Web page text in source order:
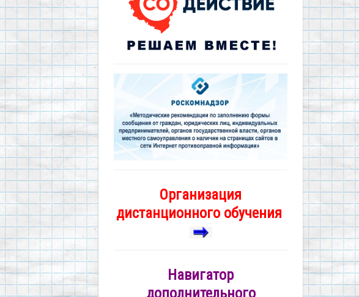
Организация
дистанционного обучения
Навигатор
дополнительного